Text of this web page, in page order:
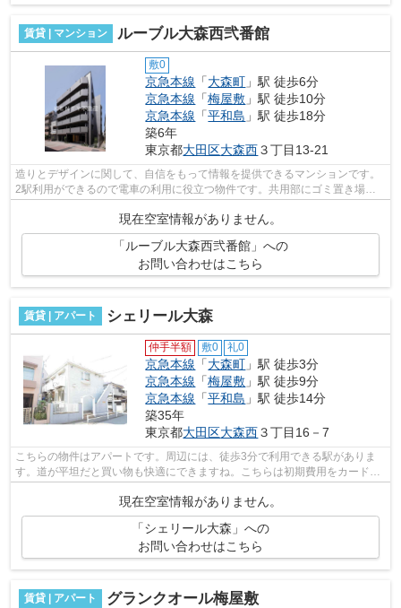
賃貸 | マンション ルーブル大森西弐番館
敷0
京急本線 「大森町 」駅 徒歩6分
京急本線 「梅屋敷 」駅 徒歩10分
京急本線 「平和島 」駅 徒歩18分
築6年
東京都大田区大森西３丁目13-21
造りとデザインに関して、自信をもって情報を提供できるマンションです。
2駅利用ができるので電車の利用に役立つ物件です。共用部にゴミ置き場が
現在空室情報がありません。
「ルーブル大森西弐番館」への
お問い合わせはこちら
賃貸 | アパート シェリール大森
仲手半額 敷0 礼0
京急本線 「大森町 」駅 徒歩3分
京急本線 「梅屋敷 」駅 徒歩9分
京急本線 「平和島 」駅 徒歩14分
築35年
東京都大田区大森西３丁目16－7
こちらの物件はアパートです。周辺には、徒歩3分で利用できる駅がありま
す。道が平坦だと買い物も快適にできますね。こちらは初期費用をカードで
お支払いいただける物件です。付近に駅...
現在空室情報がありません。
「シェリール大森」への
お問い合わせはこちら
賃貸 | アパート グランクオール梅屋敷